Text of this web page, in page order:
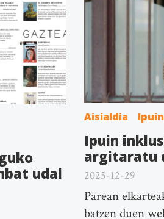
Aisialdia
Ipuin
argitaratu
2025-12-29
Parean
batzen duen
udal